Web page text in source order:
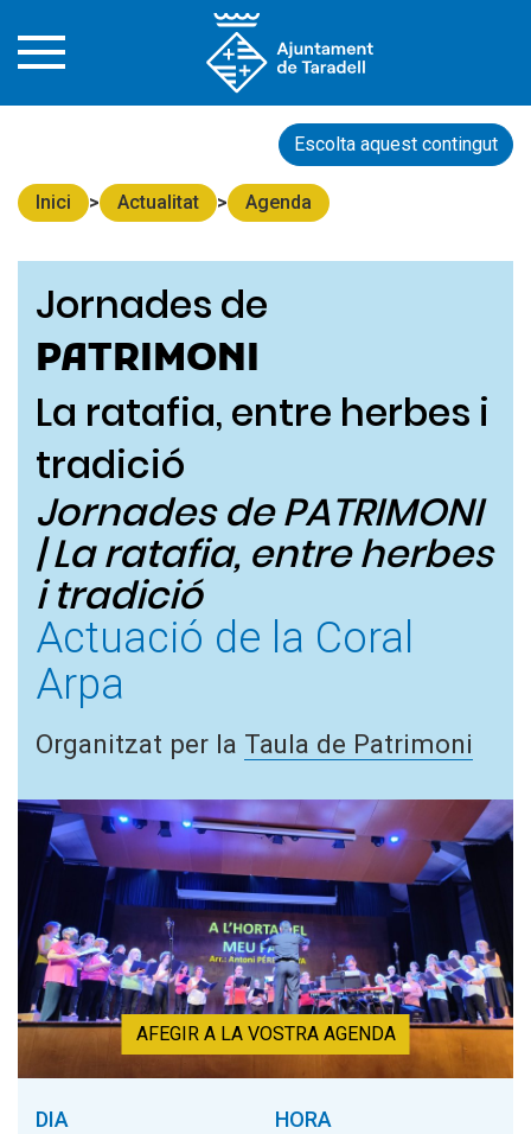
Escolta aquest contingut
Inici Actualitat Agenda
Jornades de
PATRIMONI
La ratafia, entre herbes i
tradició
Jornades de PATRIMONI
| La ratafia, entre herbes
i tradició
Actuació de la Coral
Arpa
Organitzat per la Taula de Patrimoni
AFEGIR A LA VOSTRA AGENDA
DIA
HORA